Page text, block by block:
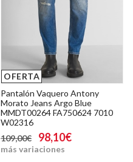
OFERTA
Pantalón Vaquero Antony
Morato Jeans Argo Blue
MMDT00264 FA750624 7010
W02316
109,00€
98,10€
más variaciones